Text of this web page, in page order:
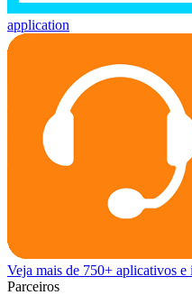
application
Veja mais de 750+ aplicativos e
Parceiros